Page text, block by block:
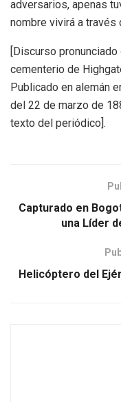
adversarios, apenas
nombre vivirá a
[Discurso
cementerio de
Publicado en alemán
del 22 de marzo de
texto del periódico].
Capturado en
una Líder
Helicóptero del